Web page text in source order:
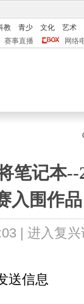
教 青少 文化
艺术
赛事直播 网络
笔记本
入围作品
| 进入复兴
送信息